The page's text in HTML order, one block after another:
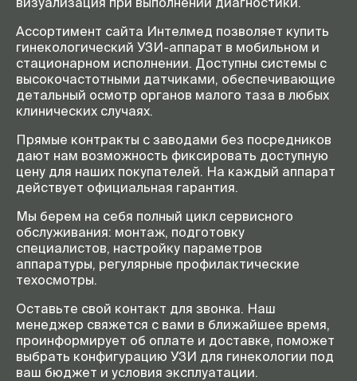
Ассортимент сайта Интелмед позволяет купить
гинекологический УЗИ-аппарат в мобильном и
стационарном исполнении. Доступны системы с
высокочастотными датчиками, обеспечивающие
детальный осмотр органов малого таза в любых
клинических случаях.
Прямые контракты с заводами без посредников
дают нам возможность фиксировать доступную
цену для наших покупателей. На каждый аппарат
действует официальная гарантия.
Мы берем на себя полный цикл сервисного
обслуживания: монтаж, подготовку
специалистов, настройку параметров
аппаратуры, регулярные профилактические
техосмотры.
Оставьте свой контакт для звонка. Наш
менеджер свяжется с вами в ближайшее время,
проинформирует об оплате и доставке, поможет
выбрать конфигурацию УЗИ для гинекологии под
ваш бюджет и условия эксплуатации.